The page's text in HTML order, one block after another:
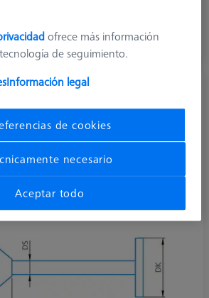
M5, DK30 L170
ofrece más información
de seguimiento.
Información legal
de cookies
necesario
Aceptar todo